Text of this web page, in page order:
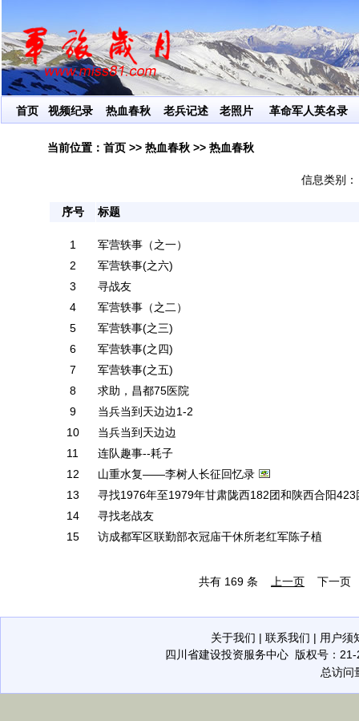
首页 视频纪录 热血春秋 老兵记述 老照片 革命军人英名录
当前位置： 首页 >> 热血春秋 >> 热血春秋
信息类别
序号 标题
1
军营轶事（之一）
2
军营轶事(之六)
3
寻战友
4
军营轶事（之二）
5
军营轶事(之三)
6
军营轶事(之四)
7
军营轶事(之五)
8
求助，昌都75医院
9
当兵当到天边边1-2
10
当兵当到天边边
11
连队趣事--耗子
12
山重水复——李树人长征回忆录
13
寻找1976年至1979年甘肃陇西182团和陕西合阳423
14
寻找老战友
15
访成都军区联勤部衣冠庙干休所老红军陈子植
共有 169 条 上一页 下一页
关于我们 | 联系我们 | 用户须
四川省建设投资服务中心 版权号：
总访问